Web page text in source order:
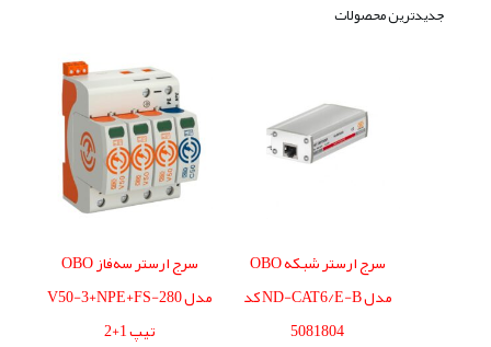
جدیدترین محصولات
سرج ارستر شبکه OBO
مدل ND-CAT6/E-B کد
5081804
سرج ارستر سه‌فاز OBO
مدل V50-3+NPE+FS-280
تیپ 1+2